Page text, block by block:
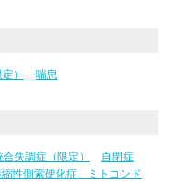
） 喘息
失調症（限定）
自閉症
性側索硬化症、ミトコンド